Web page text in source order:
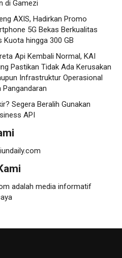
di Gamezi
AXIS, Hadirkan Promo
5G Bekas Berkualitas
Kuota hingga 300 GB
Api Kembali Normal, KAI
Pastikan Tidak Ada Kerusakan
Infrastruktur Operasional
Pangandaran
Segera Beralih Gunakan
API
adalah media informatif